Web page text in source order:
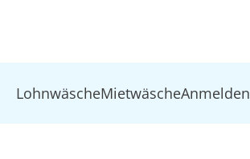
LohnwäscheMietwäscheAnmelden